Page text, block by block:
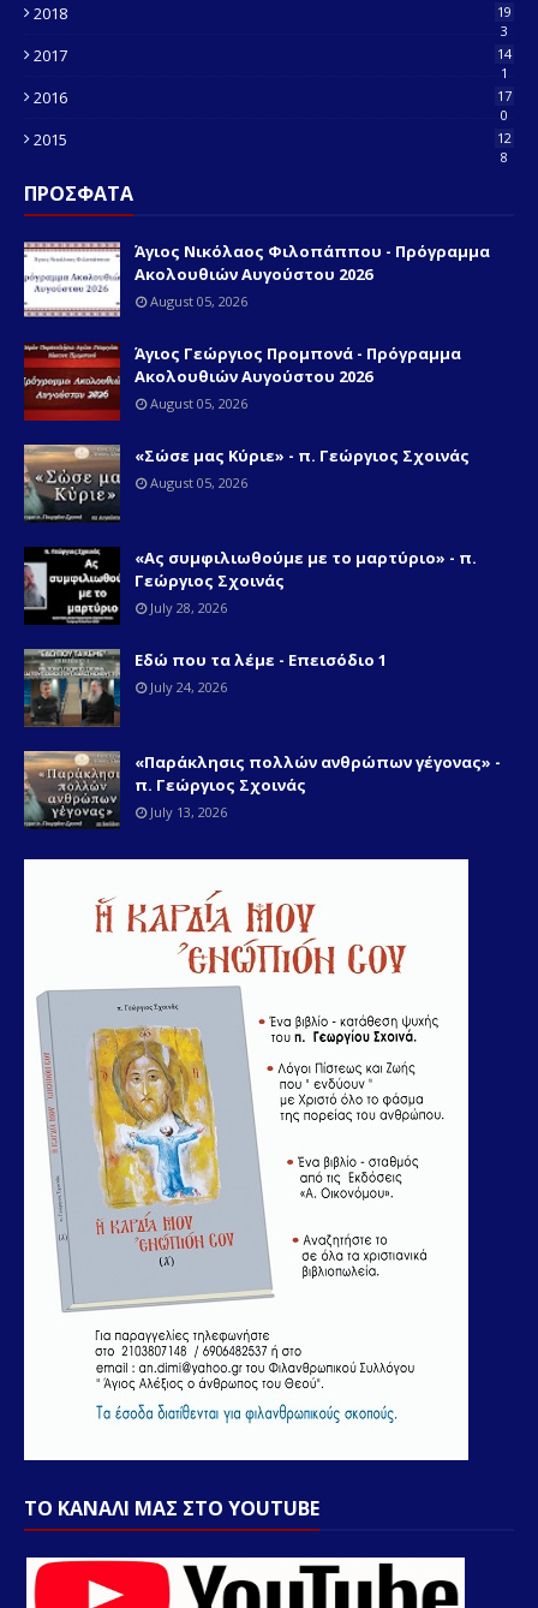
2018
19
3
2017
14
1
2016
17
0
2015
12
8
ΠΡΟΣΦΑΤΑ
Άγιος Νικόλαος Φιλοπάππου - Πρόγραμμα
Ακολουθιών Αυγούστου 2026
August 05, 2026
Άγιος Γεώργιος Προμπονά - Πρόγραμμα
Ακολουθιών Αυγούστου 2026
August 05, 2026
«Σώσε μας Κύριε» - π. Γεώργιος Σχοινάς
August 05, 2026
«Ας συμφιλιωθούμε με το μαρτύριο» - π.
Γεώργιος Σχοινάς
July 28, 2026
Εδώ που τα λέμε - Επεισόδιο 1
July 24, 2026
«Παράκλησις πολλών ανθρώπων γέγονας» -
π. Γεώργιος Σχοινάς
July 13, 2026
ΤΟ ΚΑΝΑΛΙ ΜΑΣ ΣΤΟ YOUTUBE